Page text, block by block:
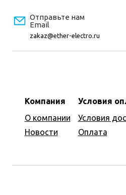
Отправьте нам
Email
zakaz@ether-electro.ru
Компания
О компании
Новости
Условия
Условия
Оплата